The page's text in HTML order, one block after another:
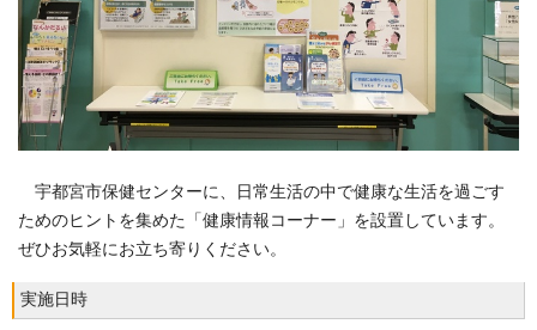
宇都宮市保健センターに、日常生活の中で健康な生活を過ごす
ためのヒントを集めた「健康情報コーナー」を設置しています。
ぜひお気軽にお立ち寄りください。
実施日時